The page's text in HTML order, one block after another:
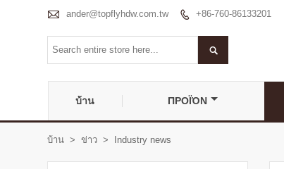
 ander@topflyhdw.com.tw  +86-760-86133201

บ้าน ΠΡΟΪΌΝ
บ้าน > ข่าว > Industry news